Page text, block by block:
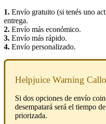
1. Envío gratuito (si tenés uno
entrega.
2. Envío más económico.
3. Envío más rápido.
4. Envío personalizado.
Helpjuice Warning
Si dos opciones de envío
desempatará será el tiempo
priorizada.